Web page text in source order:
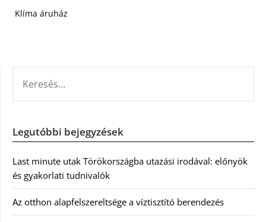
Klíma áruház
Legutóbbi bejegyzések
Last minute utak Törökországba utazási irodával: előnyök
és gyakorlati tudnivalók
Az otthon alapfelszereltsége a víztisztító berendezés